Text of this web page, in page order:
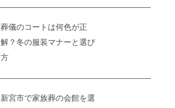
葬儀のコートは何色が正
解？冬の服装マナーと選び
方
新宮市で家族葬の会館を選